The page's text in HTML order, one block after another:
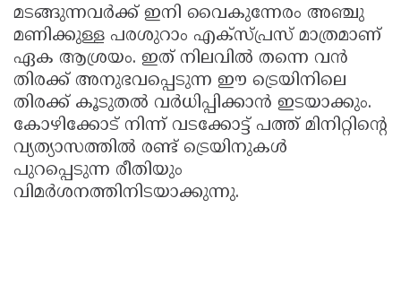
മടങ്ങുന്നവർക്ക് ഇനി വൈകുന്നേരം അഞ്ചു
മണിക്കുള്ള പരശുറാം എക്സ്പ്രസ് മാത്രമാണ്
ഏക ആശ്രയം. ഇത് നിലവിൽ തന്നെ വൻ
തിരക്ക് അനുഭവപ്പെടുന്ന ഈ ട്രെയിനിലെ
തിരക്ക് കൂടുതൽ വർധിപ്പിക്കാൻ ഇടയാക്കും.
കോഴിക്കോട് നിന്ന് വടക്കോട്ട് പത്ത് മിനിറ്റിന്റെ
വ്യത്യാസത്തിൽ രണ്ട് ട്രെയിനുകൾ
പുറപ്പെടുന്ന രീതിയും
വിമർശനത്തിനിടയാക്കുന്നു.